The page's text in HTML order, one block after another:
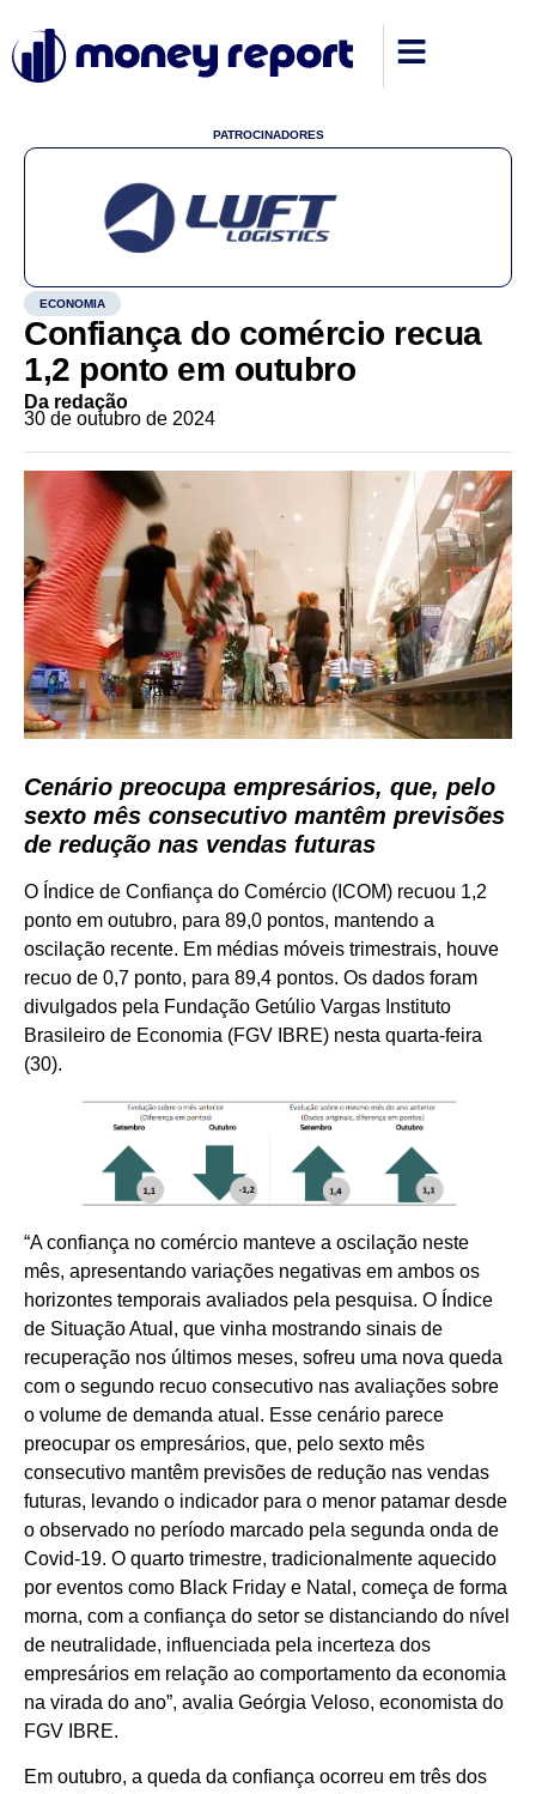
PATROCINADORES
ECONOMIA
Confiança do comércio recua
1,2 ponto em outubro
Da redação
30 de outubro de 2024
Cenário preocupa empresários, que, pelo
sexto mês consecutivo mantêm previsões
de redução nas vendas futuras
O Índice de Confiança do Comércio (ICOM) recuou 1,2
ponto em outubro, para 89,0 pontos, mantendo a
oscilação recente. Em médias móveis trimestrais, houve
recuo de 0,7 ponto, para 89,4 pontos. Os dados foram
divulgados pela Fundação Getúlio Vargas Instituto
Brasileiro de Economia (FGV IBRE) nesta quarta-feira
(30).
“A confiança no comércio manteve a oscilação neste
mês, apresentando variações negativas em ambos os
horizontes temporais avaliados pela pesquisa. O Índice
de Situação Atual, que vinha mostrando sinais de
recuperação nos últimos meses, sofreu uma nova queda
com o segundo recuo consecutivo nas avaliações sobre
o volume de demanda atual. Esse cenário parece
preocupar os empresários, que, pelo sexto mês
consecutivo mantêm previsões de redução nas vendas
futuras, levando o indicador para o menor patamar desde
o observado no período marcado pela segunda onda de
Covid-19. O quarto trimestre, tradicionalmente aquecido
por eventos como Black Friday e Natal, começa de forma
morna, com a confiança do setor se distanciando do nível
de neutralidade, influenciada pela incerteza dos
empresários em relação ao comportamento da economia
na virada do ano”, avalia Geórgia Veloso, economista do
FGV IBRE.
Em outubro, a queda da confiança ocorreu em três dos